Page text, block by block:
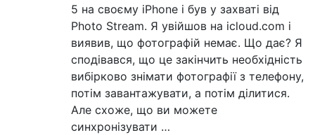
5 на своєму iPhone і був у захваті від
Photo Stream. Я увійшов на icloud.com і
виявив, що фотографій немає. Що дає? Я
сподівався, що це закінчить необхідність
вибірково знімати фотографії з телефону,
потім завантажувати, а потім ділитися.
Але схоже, що ви можете
синхронізувати …